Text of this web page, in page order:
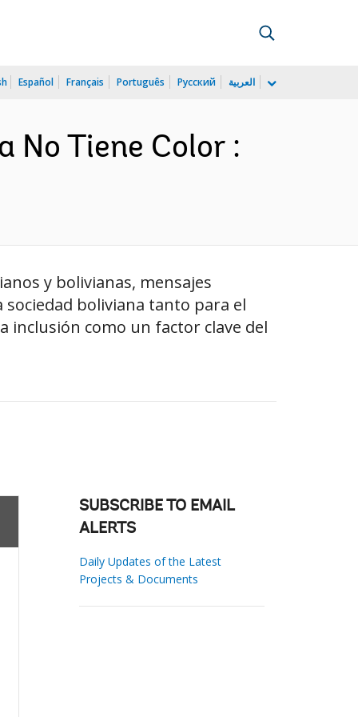
Español Français Português Русский العربية
No Tiene Color :
y bolivianas, mensajes
sociedad boliviana tanto para el
inclusión como un factor clave del
SUBSCRIBE TO EMAIL
ALERTS
Daily Updates of the Latest
Projects & Documents